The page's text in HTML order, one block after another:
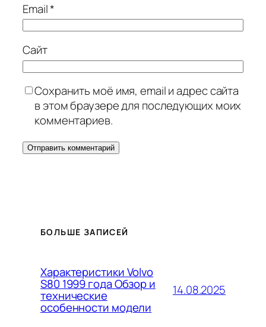
Email*
Сайт
Сохранить моё имя, email и адрес сайта
в этом браузере для последующих моих
комментариев.
БОЛЬШЕ ЗАПИСЕЙ
Характеристики Volvo
S80 1999 года Обзор и
технические
особенности модели
14.08.2025